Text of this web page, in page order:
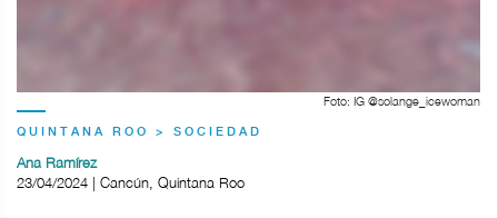
Foto: IG @solange_icewoman
QUINTANA ROO > SOCIEDAD
Ana Ramírez
23/04/2024 | Cancún, Quintana Roo